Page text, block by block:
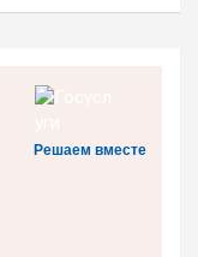
Решаем вместе